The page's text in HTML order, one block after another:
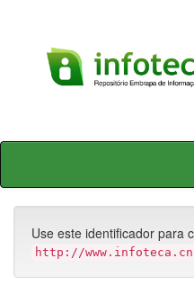
Skip
Use este identificador para
http://